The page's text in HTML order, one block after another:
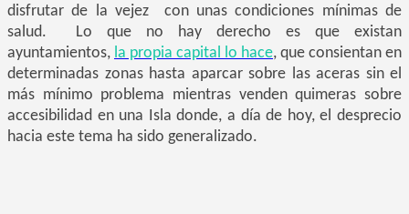
disfrutar de la vejez con unas condiciones mínimas de
salud. Lo que no hay derecho es que existan
ayuntamientos, la propia capital lo hace, que consientan en
determinadas zonas hasta aparcar sobre las aceras sin el
más mínimo problema mientras venden quimeras sobre
accesibilidad en una Isla donde, a día de hoy, el desprecio
hacia este tema ha sido generalizado.